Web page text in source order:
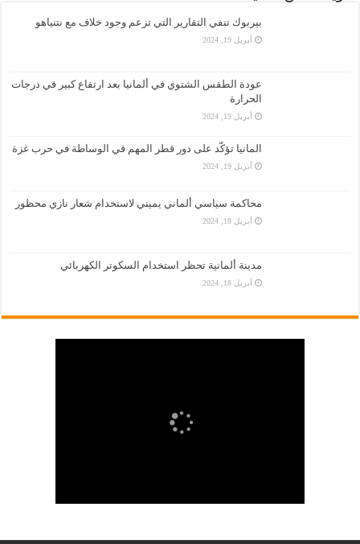
بيربوك تنفي التقارير التي تزعم وجود خلاف مع نتنياهو
أبريل 19, 2024
عودة الطقس الشتوي في ألمانيا بعد ارتفاع كبير في درجات
الحرارة
أبريل 19, 2024
المانيا تؤكّد على دور قطر المهم في الوساطة في حرب غزة
أبريل 19, 2024
محاكمة سياسي ألماني يميني لاستخدام شعار نازي محظور
أبريل 18, 2024
مدينة ألمانية تحظر استخدام السكوتر الكهربائي
أبريل 18, 2024